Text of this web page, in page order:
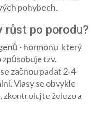
pohybech.
růst po porodu?
- hormonu, který
způsobuje tzv.
začnou padat 2-4
Vlasy se obvykle
zkontrolujte železo a